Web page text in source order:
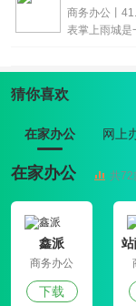
商务办公丨
表掌上雨城是
猜你喜欢
在家办公 网上
在家办公 共72
鑫派
商务办公
下载